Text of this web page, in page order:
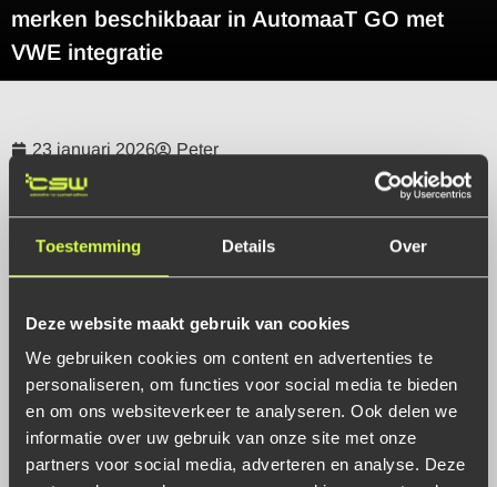
Toestemming Details Over
Deze website maakt gebruik van cookies
We gebruiken cookies om content en advertenties te
personaliseren, om functies voor social media te bieden
en om ons websiteverkeer te analyseren. Ook delen we
informatie over uw gebruik van onze site met onze
partners voor social media, adverteren en analyse. Deze
merken beschikbaar in AutomaaT GO met
VWE integratie
23 januari 2026 Peter
VWE integratie in AutomaaT GO
Gebruikers krijgen hiermee direct inzicht in de officieel
geregistreerde onderhoudshistorie
van voertuigen van 38 merken, afkomstig uit Europese
fabrikantbronnen. Raadpleging
verloopt eenvoudig op basis van VIN of Nederlands
kenteken.